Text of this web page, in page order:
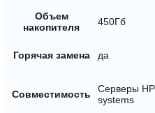
Объем
накопителя
450Гб
Горячая замена да
Совместимость
Серверы
systems